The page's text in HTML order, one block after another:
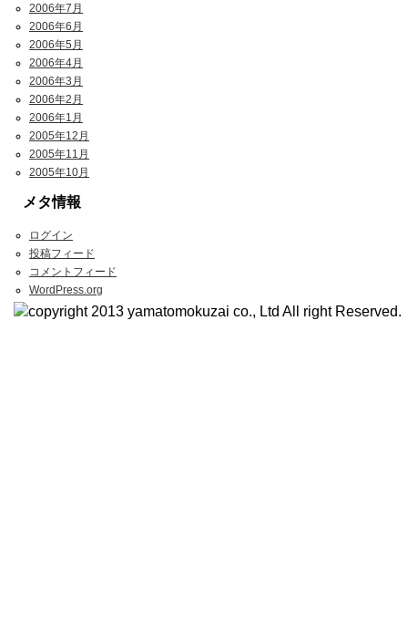
2006年7月
2006年6月
2006年5月
2006年4月
2006年3月
2006年2月
2006年1月
2005年12月
2005年11月
2005年10月
メタ情報
ログイン
投稿フィード
コメントフィード
WordPress.org